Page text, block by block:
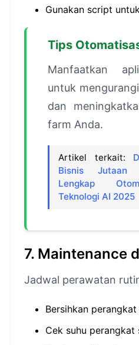
Gunakan script
Tips
Manfaatkan
untuk
dan
farm Anda.
Artikel terkait:
Bisnis Jutaan
Lengkap
Teknologi AI 2025
7. Maintenance
Jadwal perawatan
Bersihkan
Cek suhu perangkat